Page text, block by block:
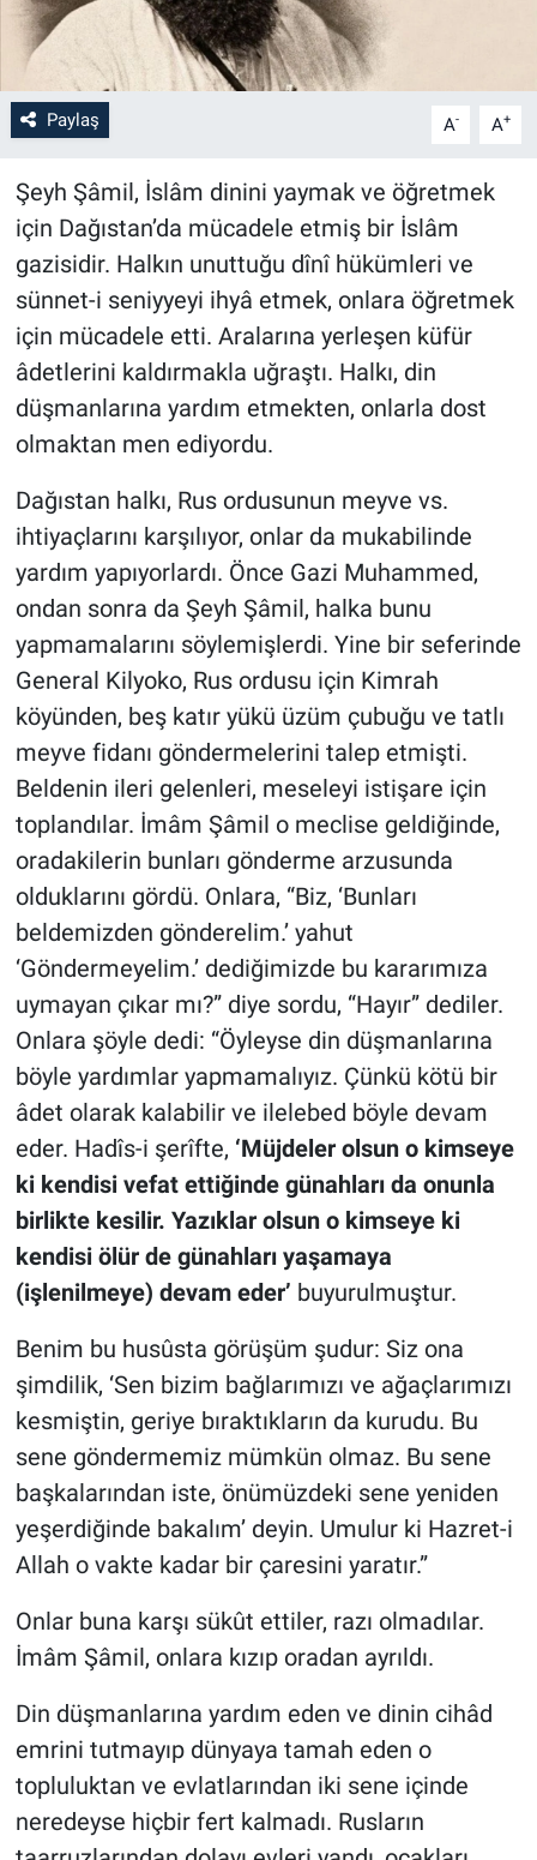
Paylaş A- A+
Şeyh Şâmil, İslâm dinini yaymak ve öğretmek
için Dağıstan’da mücadele etmiş bir İslâm
gazisidir. Halkın unuttuğu dînî hükümleri ve
sünnet-i seniyyeyi ihyâ etmek, onlara öğretmek
için mücadele etti. Aralarına yerleşen küfür
âdetlerini kaldırmakla uğraştı. Halkı, din
düşmanlarına yardım etmekten, onlarla dost
olmaktan men ediyordu.
Dağıstan halkı, Rus ordusunun meyve vs.
ihtiyaçlarını karşılıyor, onlar da mukabilinde
yardım yapıyorlardı. Önce Gazi Muhammed,
ondan sonra da Şeyh Şâmil, halka bunu
yapmamalarını söylemişlerdi. Yine bir seferinde
General Kilyoko, Rus ordusu için Kimrah
köyünden, beş katır yükü üzüm çubuğu ve tatlı
meyve fidanı göndermelerini talep etmişti.
Beldenin ileri gelenleri, meseleyi istişare için
toplandılar. İmâm Şâmil o meclise geldiğinde,
oradakilerin bunları gönderme arzusunda
olduklarını gördü. Onlara, “Biz, ‘Bunları
beldemizden gönderelim.’ yahut
‘Göndermeyelim.’ dediğimizde bu kararımıza
uymayan çıkar mı?” diye sordu, “Hayır” dediler.
Onlara şöyle dedi: “Öyleyse din düşmanlarına
böyle yardımlar yapmamalıyız. Çünkü kötü bir
âdet olarak kalabilir ve ilelebed böyle devam
eder. Hadîs-i şerîfte, ‘Müjdeler olsun o kimseye
ki kendisi vefat ettiğinde günahları da onunla
birlikte kesilir. Yazıklar olsun o kimseye ki
kendisi ölür de günahları yaşamaya
(işlenilmeye) devam eder’ buyurulmuştur.
Benim bu husûsta görüşüm şudur: Siz ona
şimdilik, ‘Sen bizim bağlarımızı ve ağaçlarımızı
kesmiştin, geriye bıraktıkların da kurudu. Bu
sene göndermemiz mümkün olmaz. Bu sene
başkalarından iste, önümüzdeki sene yeniden
yeşerdiğinde bakalım’ deyin. Umulur ki Hazret-i
Allah o vakte kadar bir çaresini yaratır.”
Onlar buna karşı sükût ettiler, razı olmadılar.
İmâm Şâmil, onlara kızıp oradan ayrıldı.
Din düşmanlarına yardım eden ve dinin cihâd
emrini tutmayıp dünyaya tamah eden o
topluluktan ve evlatlarından iki sene içinde
neredeyse hiçbir fert kalmadı. Rusların